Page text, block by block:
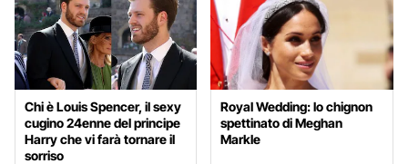
Chi è Louis Spencer, il sexy
cugino 24enne del principe
Harry che vi farà tornare il
sorriso
Royal Wedding: lo chignon
spettinato di Meghan
Markle